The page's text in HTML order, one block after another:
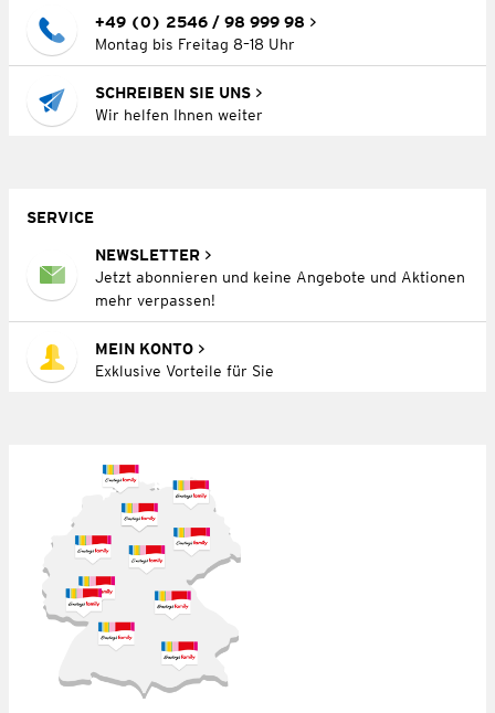
+49 (0) 2546 / 98 999 98
Montag bis Freitag 8–18 Uhr
SCHREIBEN SIE UNS
Wir helfen Ihnen weiter
SERVICE
NEWSLETTER
Jetzt abonnieren und keine Angebote und Aktionen
mehr verpassen!
MEIN KONTO
Exklusive Vorteile für Sie